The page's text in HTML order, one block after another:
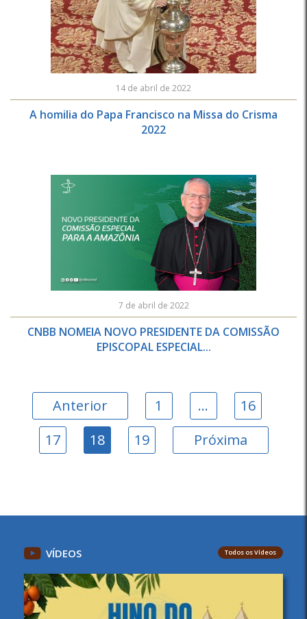
14 de abril de 2022
A homilia do Papa Francisco na Missa do Crisma
2022
7 de abril de 2022
CNBB NOMEIA NOVO PRESIDENTE DA COMISSÃO
EPISCOPAL ESPECIAL...
Anterior 1 …
16
17
18 19 Próxima
VÍDEOS Todos os Vídeos